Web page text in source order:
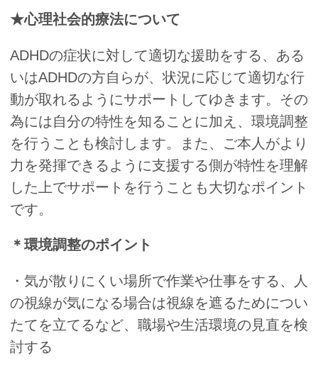
★心理社会的療法について
ADHDの症状に対して適切な援助をする、ある
いはADHDの方自らが、状況に応じて適切な行
動が取れるようにサポートしてゆきます。その
為には自分の特性を知ることに加え、環境調整
を行うことも検討します。また、ご本人がより
力を発揮できるように支援する側が特性を理解
した上でサポートを行うことも大切なポイント
です。
＊環境調整のポイント
・気が散りにくい場所で作業や仕事をする、人
の視線が気になる場合は視線を遮るためについ
たてを立てるなど、職場や生活環境の見直を検
討する